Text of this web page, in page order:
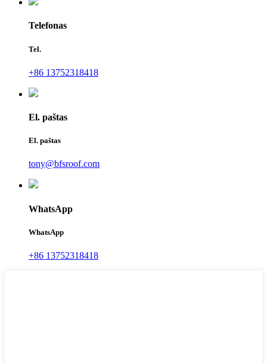
Telefonas
Tel.
+86 13752318418
El. paštas
El. paštas
tony@bfsroof.com
WhatsApp
WhatsApp
+86 13752318418